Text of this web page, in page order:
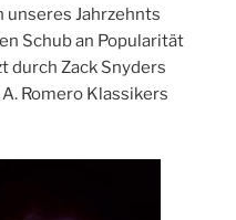
unseres Jahrzehnts
Schub an Popularität
durch Zack Snyders
Romero Klassikers